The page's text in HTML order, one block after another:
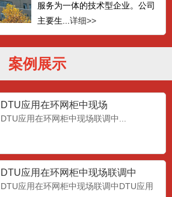
服务为一体的技术型企业。公司
主要生...详细>>
案例展示
DTU应用在环网柜中现场
DTU应用在环网柜中现场联调中...
DTU应用在环网柜中现场联调中
DTU应用在环网柜中现场联调中DTU应用